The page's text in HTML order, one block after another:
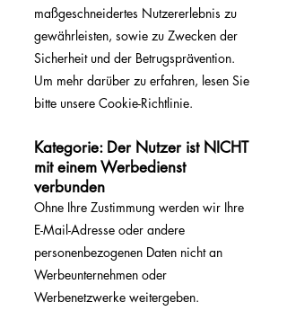
maßgeschneidertes Nutzererlebnis zu
gewährleisten, sowie zu Zwecken der
Sicherheit und der Betrugsprävention.
Um mehr darüber zu erfahren, lesen Sie
bitte unsere Cookie-Richtlinie.
Kategorie: Der Nutzer ist NICHT
mit einem Werbedienst
verbunden
Ohne Ihre Zustimmung werden wir Ihre
E-Mail-Adresse oder andere
personenbezogenen Daten nicht an
Werbeunternehmen oder
Werbenetzwerke weitergeben.